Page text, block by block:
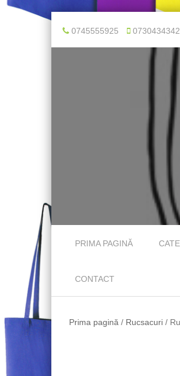
0745555925 0730434342
Menu
PRIMA PAGINĂ
CONTACT
Prima pagină / Rucsacuri /